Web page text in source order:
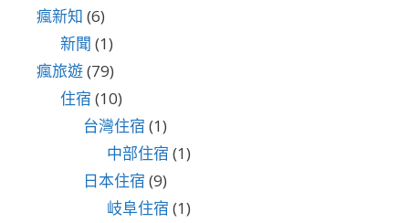
瘋新知 (6)
新聞 (1)
瘋旅遊(79)
住宿 (10)
台灣住宿 (1)
中部住宿 (1)
日本住宿 (9)
岐阜住宿 (1)